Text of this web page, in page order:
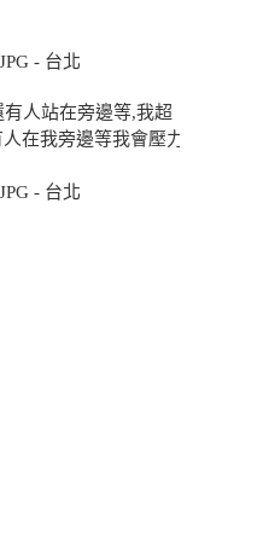
人站在旁邊等,我超
在我旁邊等我會壓力